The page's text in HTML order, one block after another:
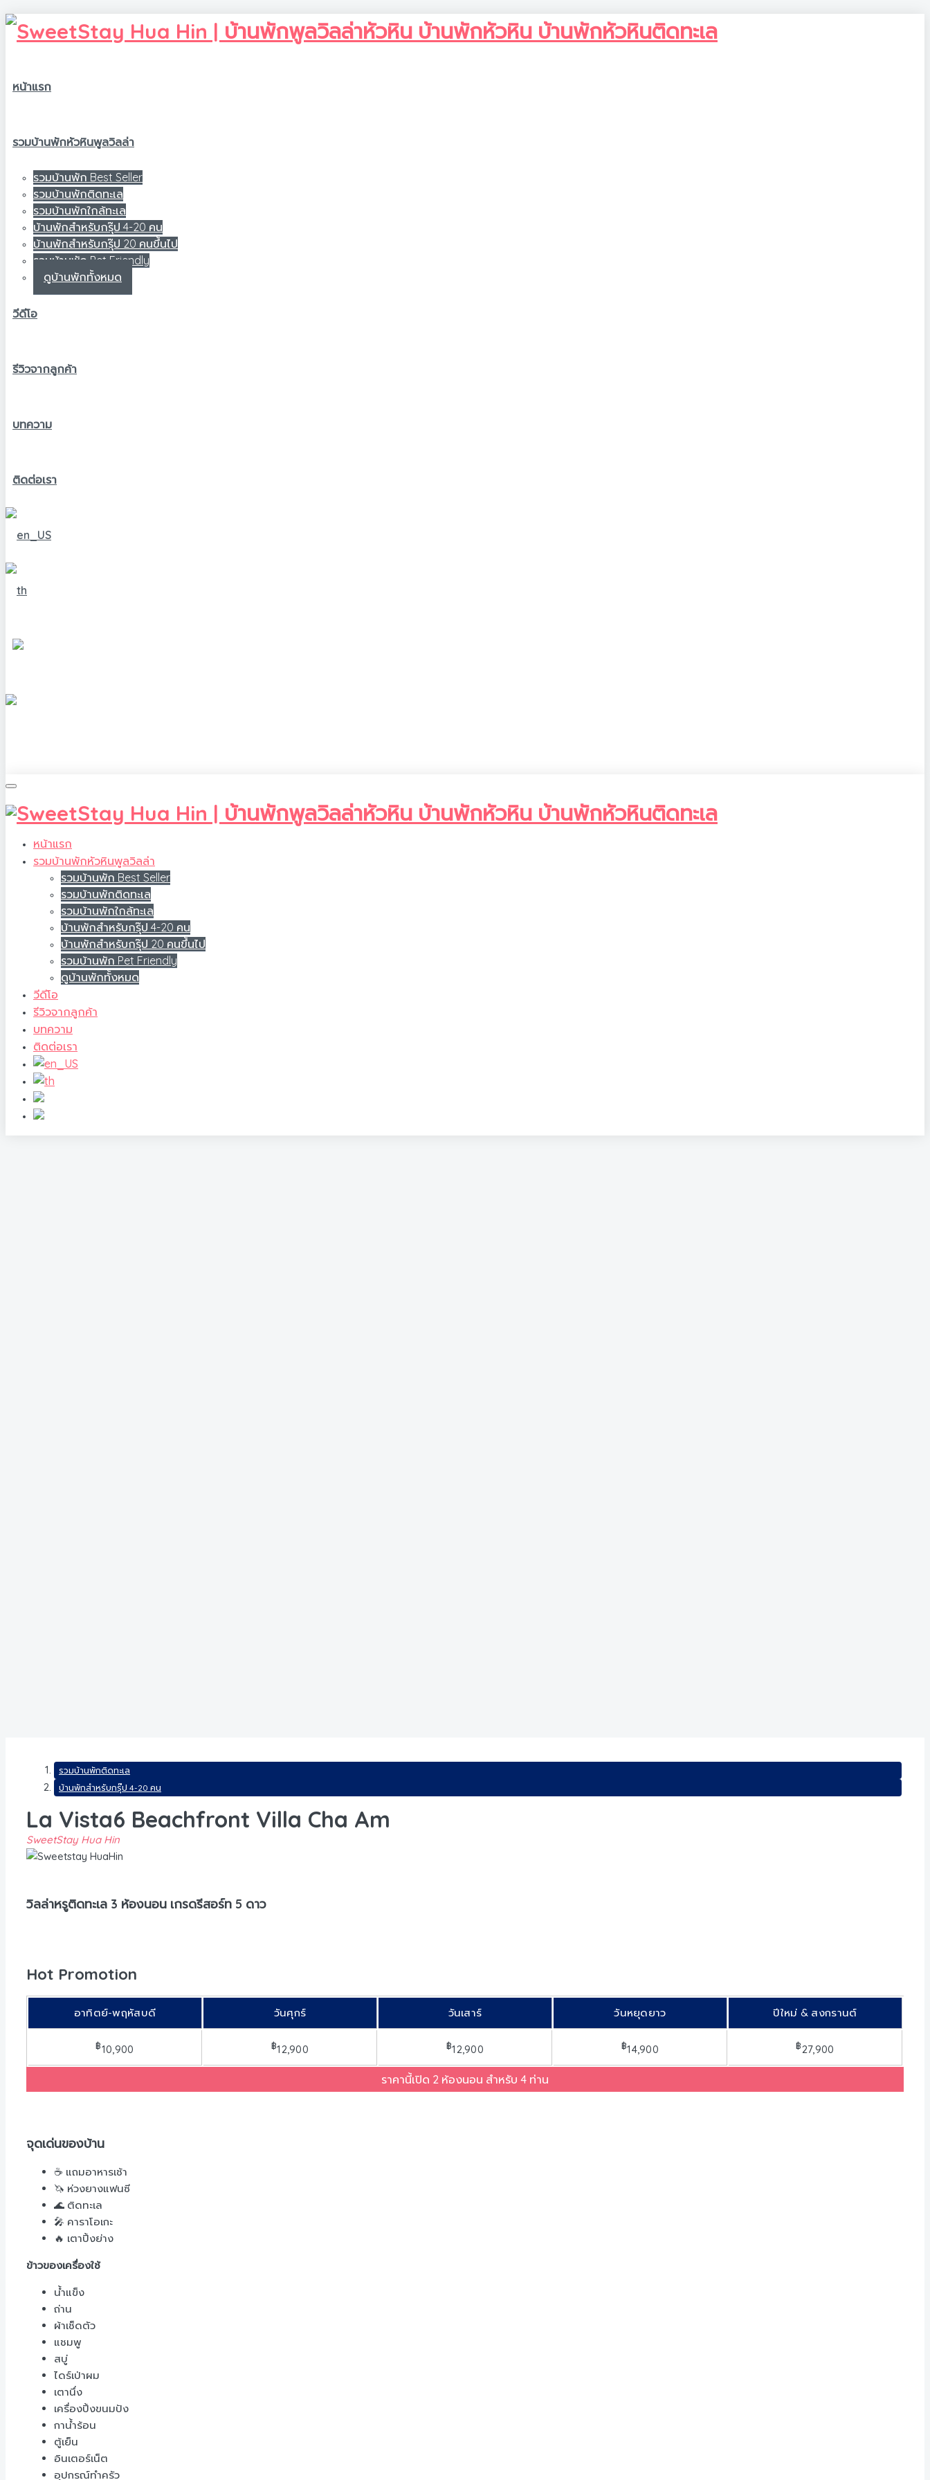
หน้าแรก
รวมบ้านพักหัวหินพูลวิลล่า
รวมบ้านพัก Best Seller
รวมบ้านพักติดทะเล
รวมบ้านพักใกล้ทะเล
บ้านพักสำหรับกรุ๊ป 4-20 คน
บ้านพักสำหรับกรุ๊ป 20 คนขึ้นไป
รวมบ้านพัก Pet Friendly
ดูบ้านพักทั้งหมด
วีดีโอ
รีวิวจากลูกค้า
บทความ
ติดต่อเรา
หน้าแรก
รวมบ้านพักหัวหินพูลวิลล่า
รวมบ้านพัก Best Seller
รวมบ้านพักติดทะเล
รวมบ้านพักใกล้ทะเล
บ้านพักสำหรับกรุ๊ป 4-20 คน
บ้านพักสำหรับกรุ๊ป 20 คนขึ้นไป
รวมบ้านพัก Pet Friendly
ดูบ้านพักทั้งหมด
วีดีโอ
รีวิวจากลูกค้า
บทความ
ติดต่อเรา
รวมบ้านพักติดทะเล
บ้านพักสำหรับกรุ๊ป 4-20 คน
La Vista6 Beachfront Villa Cha Am
SweetStay Hua Hin
วิลล่าหรูติดทะเล 3 ห้องนอน เกรดรีสอร์ท 5 ดาว
Hot Promotion
อาทิตย์-พฤหัสบดี วันศุกร์ วันเสาร์ วันหยุดยาว ปีใหม่ & สงกรานต์
฿10,900 ฿12,900 ฿12,900 ฿14,900 ฿27,900
ราคานี้เปิด 2 ห้องนอน สำหรับ 4 ท่าน
จุดเด่นของบ้าน
☕ แถมอาหารเช้า
🦄 ห่วงยางแฟนซี
🌊 ติดทะเล
🎤 คาราโอเกะ
🔥 เตาปิ้งย่าง
ข้าวของเครื่องใช้
น้ำแข็ง
ถ่าน
ผ้าเช็ดตัว
แชมพู
สบู่
ไดร์เป่าผม
เตานึ่ง
เครื่องปิ้งขนมปัง
กาน้ำร้อน
ตู้เย็น
อินเตอร์เน็ต
อุปกรณ์ทำครัว